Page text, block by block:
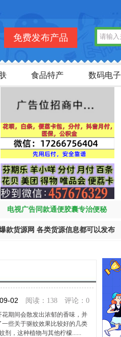
免费发布产品
食品特产 数码电子
电视广告同款通便胶囊专治便秘
款货源网 各类货源信息都可以发布
02 阅读：138 评论：0
期间会散发出浓郁的香味，并
些关于驱蚊效果比较好的几类
剂，这种植物与其他柠檬......